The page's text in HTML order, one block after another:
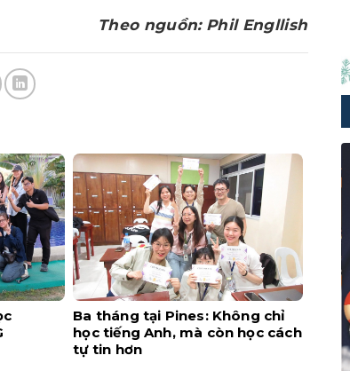
Theo nguồn: Phil Engllish
Ba tháng tại Pines: Không chỉ
học tiếng Anh, mà còn học cách
tự tin hơn